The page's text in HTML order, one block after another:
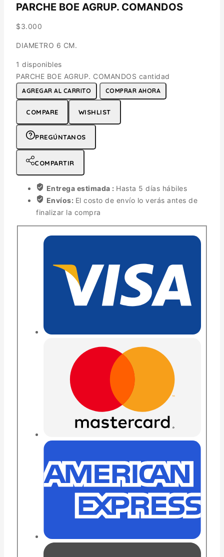
PARCHE BOE AGRUP. COMANDOS
$3.000
DIAMETRO 6 CM.
1 disponibles
PARCHE BOE AGRUP. COMANDOS cantidad
AGREGAR AL CARRITO COMPRAR AHORA
COMPARE WISHLIST
PREGÚNTANOS
COMPARTIR
Entrega estimada : Hasta 5 días hábiles
Envíos: El costo de envío lo verás antes de
finalizar la compra